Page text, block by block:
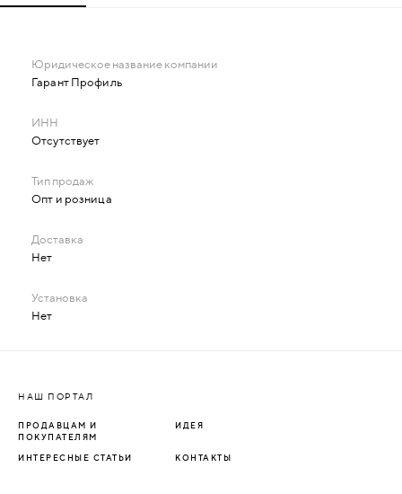
Гарант Профиль
Отсутствует
Опт и розница
Нет
Нет
НАШ ПОРТАЛ
ПРОДАВЦАМ И
ПОКУПАТЕЛЯМ
ИДЕЯ
ИНТЕРЕСНЫЕ СТАТЬИ КОНТАКТЫ